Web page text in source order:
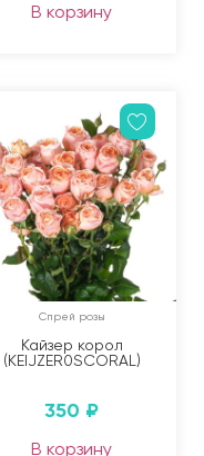
В корзину
Спрей розы
Кайзер корол
(KEIJZER0SCORAL)
350 ₽
В корзину